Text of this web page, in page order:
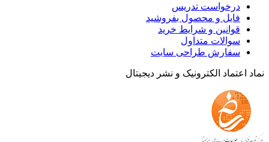
درخواست تدریس
فایل و محصول بفروشید
قوانین و شرایط خرید
سوالات متداول
سفارش طراحی سایت
اعتماد الکترونیک و نشر دیجیتال